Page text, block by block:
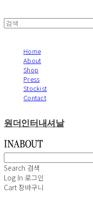
Home
About
Shop
Press
Stockist
Contact
원더인터내셔날
Search 검색
Log In 로그인
Cart 장바구니